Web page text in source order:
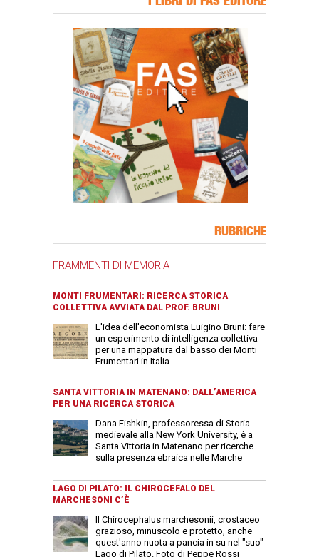
RUBRICHE
FRAMMENTI DI MEMORIA
MONTI FRUMENTARI: RICERCA STORICA
COLLETTIVA AVVIATA DAL PROF. BRUNI
L'idea dell'economista Luigino Bruni: fare
un esperimento di intelligenza collettiva
per una mappatura dal basso dei Monti
Frumentari in Italia
SANTA VITTORIA IN MATENANO: DALL’AMERICA
PER UNA RICERCA STORICA
Dana Fishkin, professoressa di Storia
medievale alla New York University, è a
Santa Vittoria in Matenano per ricerche
sulla presenza ebraica nelle Marche
LAGO DI PILATO: IL CHIROCEFALO DEL
MARCHESONI C’È
Il Chirocephalus marchesonii, crostaceo
grazioso, minuscolo e protetto, anche
quest'anno nuota a pancia in su nel "suo"
Lago di Pilato. Foto di Peppe Rossi